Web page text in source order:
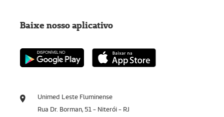
Unimed Leste Fluminense
Rua Dr. Borman, 51 - Niterói - RJ
Baixe nosso aplicativo